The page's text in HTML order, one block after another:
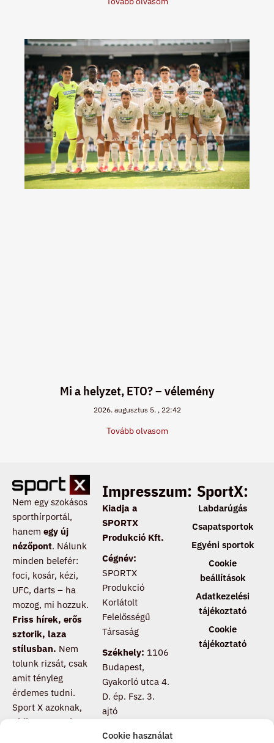
Cookie használat
Mi a helyzet, ETO? – vélemény
2026. augusztus 5. 22:42
Tovább olvasom
Nem egy szokásos
sporthírportál,
hanem egy új
nézőpont. Nálunk
minden belefér:
foci, kosár, kézi,
UFC, darts – ha
mozog, mi hozzuk.
Friss hírek, erős
sztorik, laza
stílusban. Nem
tolunk rizsát, csak
amit tényleg
érdemes tudni.
Sport X azoknak,
akik nem csak
Impresszum:
Kiadja a
SPORTX
Produkció Kft.
Cégnév:
SPORTX
Produkció
Korlátolt
Felelősségű
Társaság
Székhely: 1106
Budapest,
Gyakorló utca 4.
D. ép. Fsz. 3.
ajtó
SportX:
Labdarúgás
Csapatsportok
Egyéni sportok
Cookie
beállítások
Adatkezelési
tájékoztató
Cookie
tájékoztató